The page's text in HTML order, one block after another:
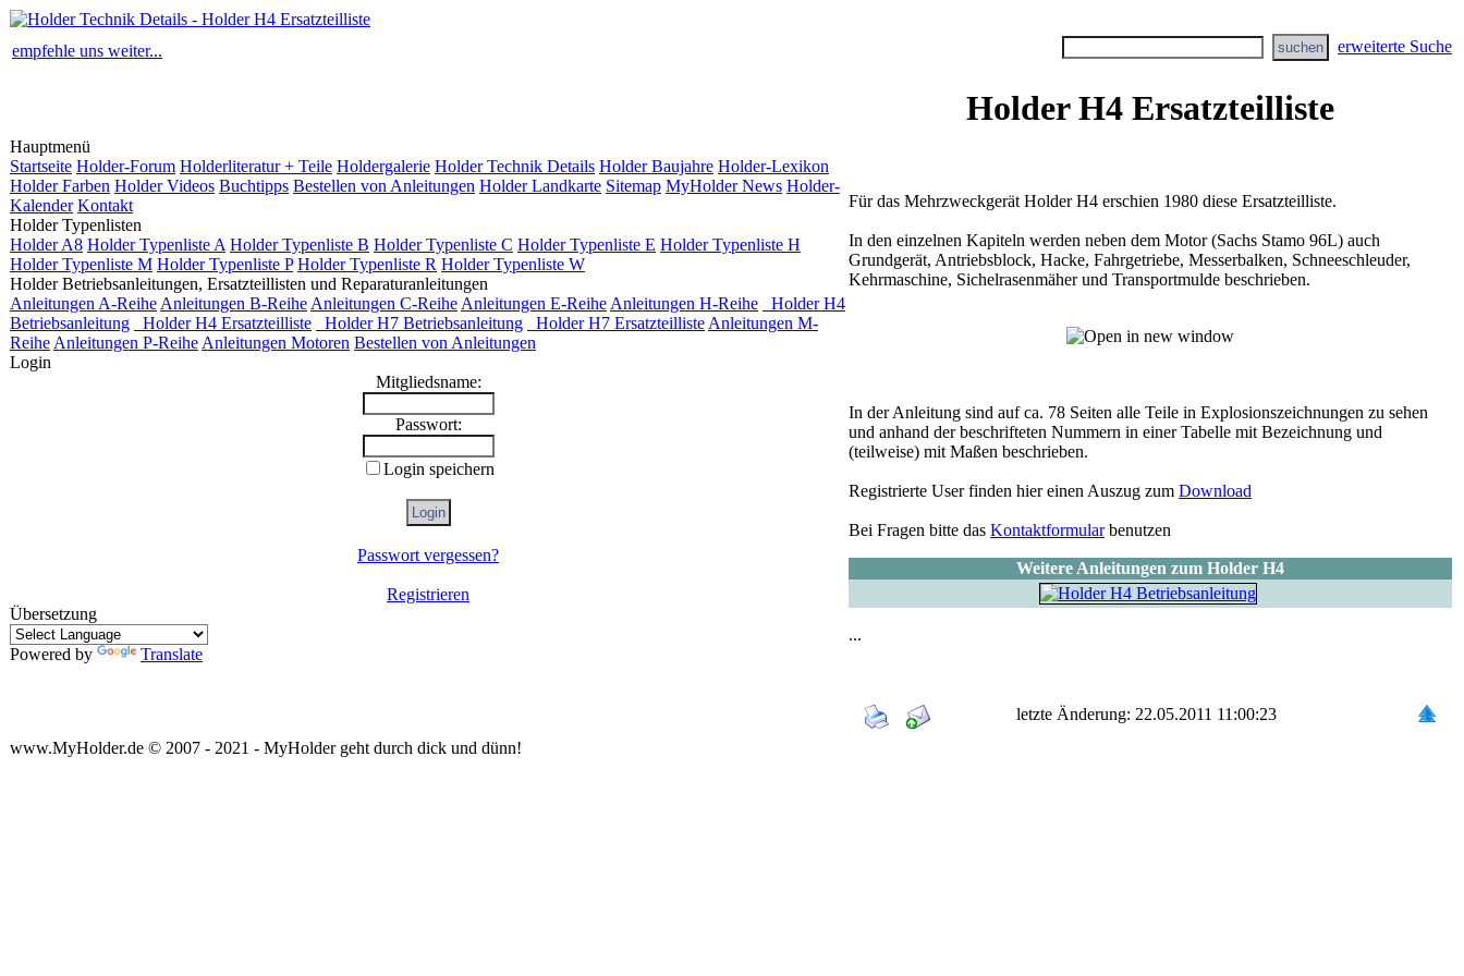
empfehle uns weiter... erweiterte Suche
Hauptmenü
Startseite Holder-Forum Holderliteratur + Teile Holdergalerie Holder Technik Details Holder Baujahre Holder-Lexikon
Holder Farben Holder Videos Buchtipps Bestellen von Anleitungen Holder Landkarte Sitemap MyHolder News Holder-
Kalender Kontakt
Holder Typenlisten
Holder A8 Holder Typenliste A Holder Typenliste B Holder Typenliste C Holder Typenliste E Holder Typenliste H
Holder Typenliste M Holder Typenliste P Holder Typenliste R Holder Typenliste W
Holder Betriebsanleitungen, Ersatzteillisten und Reparaturanleitungen
Anleitungen A-Reihe Anleitungen B-Reihe Anleitungen C-Reihe Anleitungen E-Reihe Anleitungen H-Reihe
Holder H4
Betriebsanleitung
Holder H4 Ersatzteilliste Holder H7 Betriebsanleitung Holder H7 Ersatzteilliste Anleitungen M-
Reihe Anleitungen P-Reihe Anleitungen Motoren Bestellen von Anleitungen
Login
Mitgliedsname:
Passwort:
Login speichern
Passwort vergessen?
Registrieren
Übersetzung
Powered by Translate
Holder H4 Ersatzteilliste
Für das Mehrzweckgerät Holder H4 erschien 1980 diese Ersatzteilliste.
In den einzelnen Kapiteln werden neben dem Motor (Sachs Stamo 96L) auch
Grundgerät, Antriebsblock, Hacke, Fahrgetriebe, Messerbalken, Schneeschleuder,
Kehrmaschine, Sichelrasenmäher und Transportmulde beschrieben.
In der Anleitung sind auf ca. 78 Seiten alle Teile in Explosionszeichnungen zu sehen
und anhand der beschrifteten Nummern in einer Tabelle mit Bezeichnung und
(teilweise) mit Maßen beschrieben.
Registrierte User finden hier einen Auszug zum Download
Bei Fragen bitte das Kontaktformularbenutzen
Weitere Anleitungen zum Holder H4
...
letzte Änderung: 22.05.2011 11:00:23
www.MyHolder.de © 2007 - 2021 - MyHolder geht durch dick und dünn!